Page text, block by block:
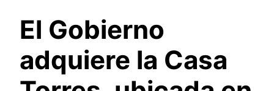
El Gobierno
adquiere la Casa